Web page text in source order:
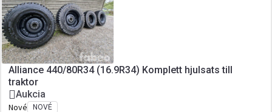
Alliance 440/80R34 (16.9R34) Komplett hjulsats till
traktor
Aukcia
Nové NOVÉ